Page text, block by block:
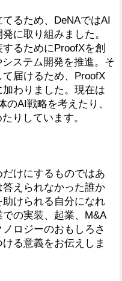
るため、DeNAではAI
に取り組みました。
るためにProofXを創
ステム開発を推進。そ
届けるため、ProofX
わりました。現在は
のAI戦略を考えたり、
りしています。
けにするものではあ
えられなかった誰か
けられる自分になれ
の実装、起業、M&A
ロジーのおもしろさ
る意義をお伝えしま